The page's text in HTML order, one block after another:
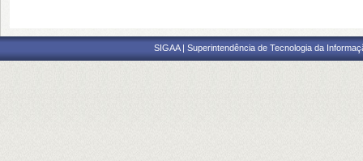
SIGAA | Superintendência de Tecnologia da